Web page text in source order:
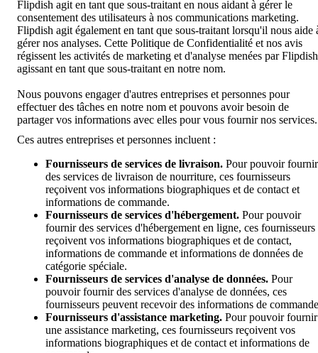
Flipdish agit en tant que sous-traitant en nous aidant à gérer le
consentement des utilisateurs à nos communications marketing.
Flipdish agit également en tant que sous-traitant lorsqu'il nous aide
gérer nos analyses. Cette Politique de Confidentialité et nos avis
régissent les activités de marketing et d'analyse menées par Flipdish
agissant en tant que sous-traitant en notre nom.
Nous pouvons engager d'autres entreprises et personnes pour
effectuer des tâches en notre nom et pouvons avoir besoin de
partager vos informations avec elles pour vous fournir nos services.
Ces autres entreprises et personnes incluent :
Fournisseurs de services de livraison. Pour pouvoir fournir
des services de livraison de nourriture, ces fournisseurs
reçoivent vos informations biographiques et de contact et
informations de commande.
Fournisseurs de services d'hébergement. Pour pouvoir
fournir des services d'hébergement en ligne, ces fournisseurs
reçoivent vos informations biographiques et de contact,
informations de commande et informations de données de
catégorie spéciale.
Fournisseurs de services d'analyse de données. Pour
pouvoir fournir des services d'analyse de données, ces
fournisseurs peuvent recevoir des informations de
Fournisseurs d'assistance marketing. Pour pouvoir fournir
une assistance marketing, ces fournisseurs reçoivent vos
informations biographiques et de contact et informations de